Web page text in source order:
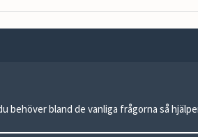
behöver bland de vanliga frågorna så